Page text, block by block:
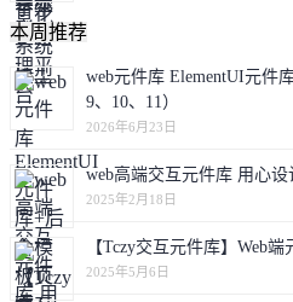
本周推荐
web元件库 ElementUI元件
9、10、11）
2026年6月23日
web高端交互元件库 用心
2025年2月18日
【Tczy交互元件库】Web
2025年5月6日